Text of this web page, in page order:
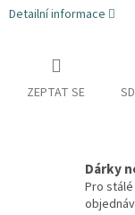
Detailní informace
ZEPTAT SE
Dárky
Pro